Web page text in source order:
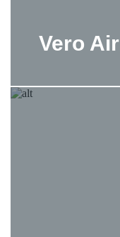
Vero Air